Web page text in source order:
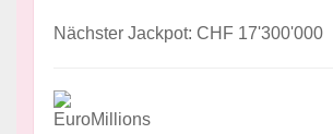
Nächster Jackpot: CHF 17'300'000